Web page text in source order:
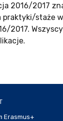
2016/2017
staże
2017.
Erasmus+